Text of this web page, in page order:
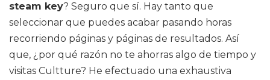
steam key? Seguro que sí. Hay tanto que
seleccionar que puedes acabar pasando horas
recorriendo páginas y páginas de resultados. Así
que, ¿por qué razón no te ahorras algo de tiempo y
visitas Cultture? He efectuado una exhaustiva